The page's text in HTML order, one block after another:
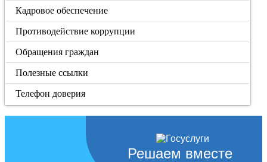
Кадровое обеспечение
Противодействие коррупции
Обращения граждан
Полезные ссылки
Телефон доверия
Решаем вместе